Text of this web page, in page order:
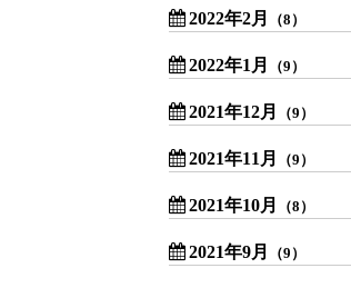
2022年2月 （8）
2022年1月 （9）
2021年12月 （9）
2021年11月 （9）
2021年10月 （8）
2021年9月 （9）